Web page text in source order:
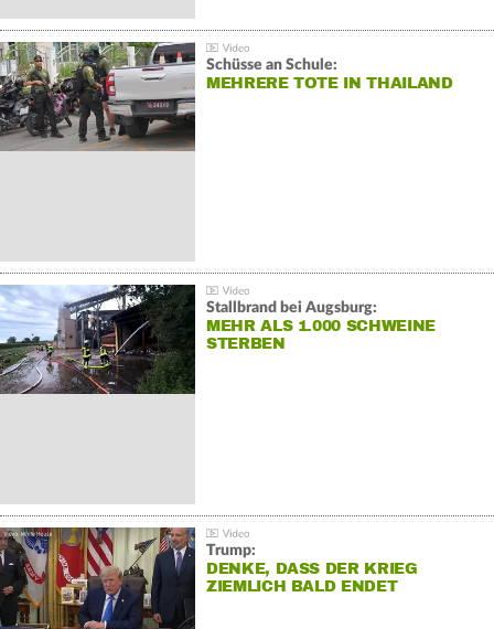
Schüsse an Schule:
MEHRERE TOTE IN THAILAND
Stallbrand bei Augsburg:
MEHR ALS 1.000 SCHWEINE
STERBEN
Trump:
DENKE, DASS DER KRIEG
ZIEMLICH BALD ENDET